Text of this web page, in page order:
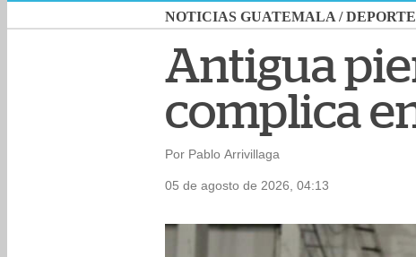
NOTICIAS GUATEMALA /
Antigua
complica
Por Pablo Arrivillaga
05 de agosto de 2026, 04:13